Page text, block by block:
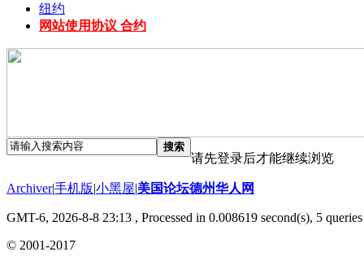
纽约
网站使用协议 合约
搜索
请先登录后才能继续浏览
Archiver|手机版|小黑屋|美国论坛德州华人网
GMT-6, 2026-8-8 23:13 , Processed in 0.008619 second(s), 5
© 2001-2017